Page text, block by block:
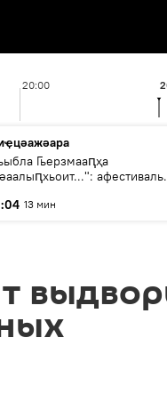
20:00
Гьерзмааԥҳа
афестиваль
13 мин